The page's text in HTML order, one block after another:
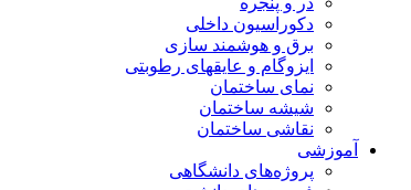
دکوراسیون داخلی
برق و هوشمند سازی
ایزوگام و عایقهای رطوبتی
نمای ساختمان
شیشه ساختمان
نقاشی ساختمان
آموزشی
پروژه‌های دانشگاهی